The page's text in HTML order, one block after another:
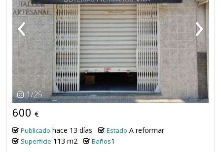
‹ ›
1/25
600 €
Publicado hace 13 días Estado A reformar
Superficie 113 m2 Baños1